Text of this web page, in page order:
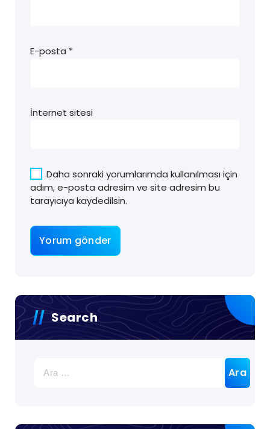
E-posta *
İnternet sitesi
Daha sonraki yorumlarımda kullanılması için
adım, e-posta adresim ve site adresim bu
tarayıcıya kaydedilsin.
Search